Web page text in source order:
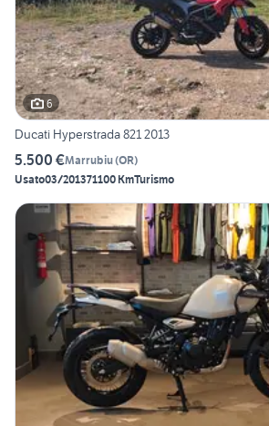
6
Ducati Hyperstrada 821 2013
5.500 €Marrubiu(OR)
Usato03/201371100 KmTurismo